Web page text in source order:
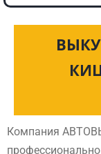
Компания